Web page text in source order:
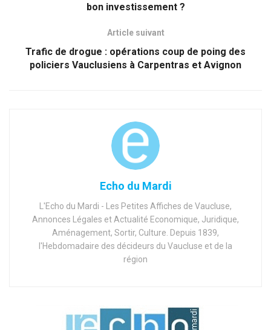
bon investissement ?
Article suivant
Trafic de drogue : opérations coup de poing des
policiers Vauclusiens à Carpentras et Avignon
Echo du Mardi
L'Echo du Mardi - Les Petites Affiches de Vaucluse,
Annonces Légales et Actualité Economique, Juridique,
Aménagement, Sortir, Culture. Depuis 1839,
l'Hebdomadaire des décideurs du Vaucluse et de la
région